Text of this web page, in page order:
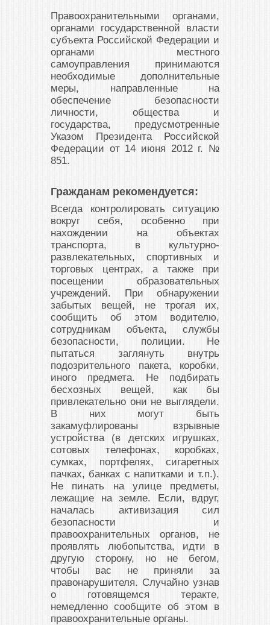
Правоохранительными органами,
органами государственной власти
субъекта Российской Федерации и
органами местного
самоуправления принимаются
необходимые дополнительные
меры, направленные на
обеспечение безопасности
личности, общества и
государства, предусмотренные
Указом Президента Российской
Федерации от 14 июня 2012 г. №
851.
Гражданам рекомендуется:
Всегда контролировать ситуацию
вокруг себя, особенно при
нахождении на объектах
транспорта, в культурно-
развлекательных, спортивных и
торговых центрах, а также при
посещении образовательных
учреждений. При обнаружении
забытых вещей, не трогая их,
сообщить об этом водителю,
сотрудникам объекта, службы
безопасности, полиции. Не
пытаться заглянуть внутрь
подозрительного пакета, коробки,
иного предмета. Не подбирать
бесхозных вещей, как бы
привлекательно они не выглядели.
В них могут быть
закамуфлированы взрывные
устройства (в детских игрушках,
сотовых телефонах, коробках,
сумках, портфелях, сигаретных
пачках, банках с напитками и т.п.).
Не пинать на улице предметы,
лежащие на земле. Если, вдруг,
началась активизация сил
безопасности и
правоохранительных органов, не
проявлять любопытства, идти в
другую сторону, но не бегом,
чтобы вас не приняли за
правонарушителя. Случайно узнав
о готовящемся теракте,
немедленно сообщите об этом в
правоохранительные органы.